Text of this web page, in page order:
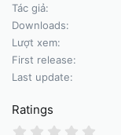
c
t
i
o
n
s
Tác giả
Downloads
Lượt xem
First release
Last update
Ratings